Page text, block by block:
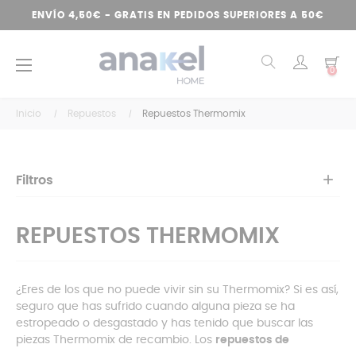
ENVÍO 4,50€ - GRATIS EN PEDIDOS SUPERIORES A 50€
Navegación
☰ 0
Inicio Repuestos Repuestos Thermomix
Filtros
REPUESTOS THERMOMIX
¿Eres de los que no puede vivir sin su Thermomix? Si es así,
seguro que has sufrido cuando alguna pieza se ha
estropeado o desgastado y has tenido que buscar las
piezas Thermomix de recambio. Los repuestos de